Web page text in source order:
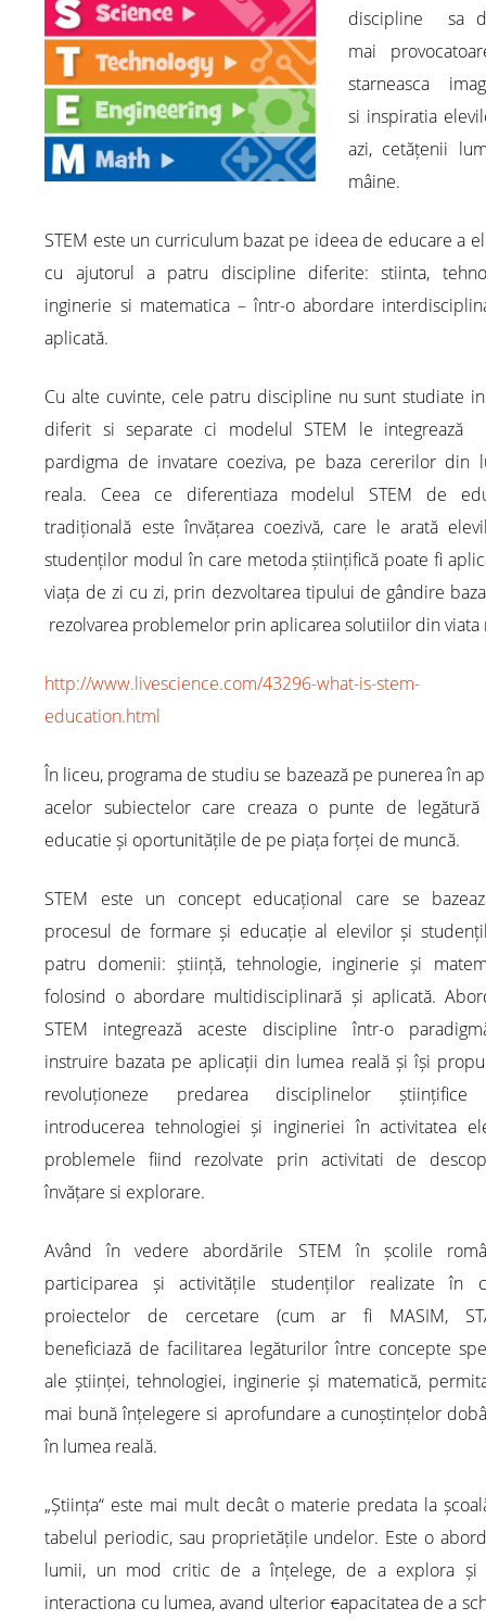
discipline sa
mai
starneasca
si inspiratia
azi, cetățenii
mâine.
STEM este un curriculum bazat pe ideea de educare a
cu ajutorul a patru discipline diferite: stiinta,
inginerie si matematica – într-o abordare
aplicată.
Cu alte cuvinte, cele patru discipline nu sunt studiate
diferit si separate ci modelul STEM le integrează
pardigma de invatare coeziva, pe baza cererilor din
reala. Ceea ce diferentiaza modelul STEM de
tradițională este învățarea coezivă, care le arată
studenților modul în care metoda științifică poate fi
viața de zi cu zi, prin dezvoltarea tipului de gândire
rezolvarea problemelor prin aplicarea solutiilor din viata
http://www.livescience.com/43296-what-is-stem-
education.html
În liceu, programa de studiu se bazează pe punerea în
acelor subiectelor care creaza o punte de
educatie și oportunitățile de pe piața forței de muncă.
STEM este un concept educațional care se
procesul de formare și educație al elevilor și
patru domenii: știință, tehnologie, inginerie și
folosind o abordare multidisciplinară și aplicată.
STEM integrează aceste discipline într-o
instruire bazata pe aplicații din lumea reală și își
revoluționeze predarea disciplinelor
introducerea tehnologiei și ingineriei în activitatea
problemele fiind rezolvate prin activitati de
învățare si explorare.
Având în vedere abordările STEM în școlile
participarea și activitățile studenților realizate în
proiectelor de cercetare (cum ar fi MASIM,
beneficiază de facilitarea legăturilor între concepte
ale științei, tehnologiei, inginerie și matematică,
mai bună înțelegere si aprofundare a cunoștințelor
în lumea reală.
„Știința“ este mai mult decât o materie predata la
tabelul periodic, sau proprietățile undelor. Este o
lumii, un mod critic de a înțelege, de a explora
interactiona cu lumea, avand ulteriorcapacitatea de a